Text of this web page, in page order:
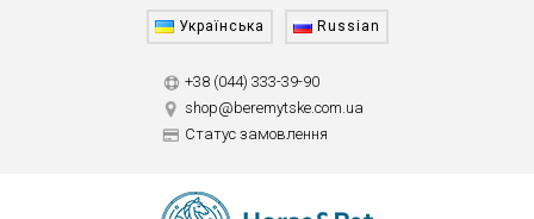
Українська Russian
+38 (044) 333-39-90
shop@beremytske.com.ua
Статус замовлення